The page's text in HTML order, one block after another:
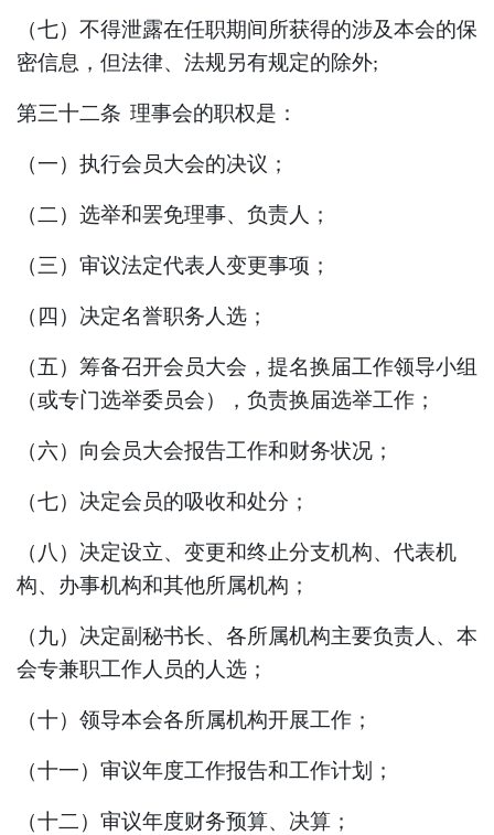
（七）不得泄露在任职期间所获得的涉及本会的保
密信息，但法律、法规另有规定的除外;
第三十二条 理事会的职权是：
（一）执行会员大会的决议；
（二）选举和罢免理事、负责人；
（三）审议法定代表人变更事项；
（四）决定名誉职务人选；
（五）筹备召开会员大会，提名换届工作领导小组
（或专门选举委员会），负责换届选举工作；
（六）向会员大会报告工作和财务状况；
（七）决定会员的吸收和处分；
（八）决定设立、变更和终止分支机构、代表机
构、办事机构和其他所属机构；
（九）决定副秘书长、各所属机构主要负责人、本
会专兼职工作人员的人选；
（十）领导本会各所属机构开展工作；
（十一）审议年度工作报告和工作计划；
（十二）审议年度财务预算、决算；